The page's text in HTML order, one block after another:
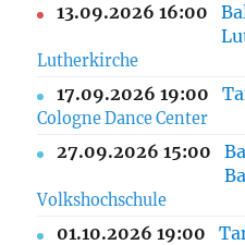
13.09.2026 16:00
Lutherkirche
17.09.2026 19:00
Cologne Dance Center
27.09.2026 15:00
Volkshochschule
01.10.2026 19:00